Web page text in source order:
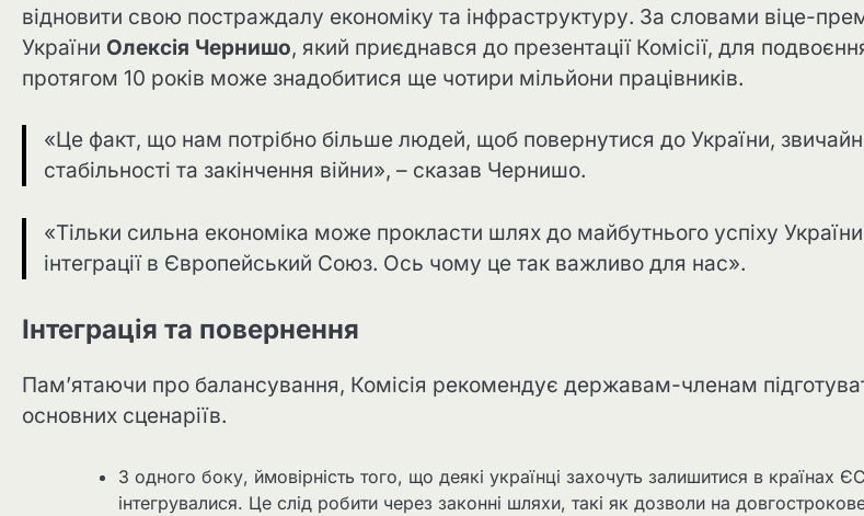
відновити свою постраждалу економіку та інфраструктуру. За словами віце-
України Олексія Чернишо, який приєднався до презентації Комісії, для
протягом 10 років може знадобитися ще чотири мільйони працівників.
«Це факт, що нам потрібно більше людей, щоб повернутися до України,
стабільності та закінчення війни», – сказав Чернишо.
«Тільки сильна економіка може прокласти шлях до майбутнього успіху України
інтеграції в Європейський Союз. Ось чому це так важливо для нас».
Інтеграція та повернення
Пам’ятаючи про балансування, Комісія рекомендує державам-членам
основних сценаріїв.
З одного боку, ймовірність того, що деякі українці захочуть залишитися в країнах
інтегрувалися. Це слід робити через законні шляхи, такі як дозволи на